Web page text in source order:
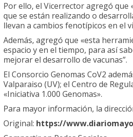
Por ello, el Vicerrector agregó
que se están realizando o
llevan a cambios fenotípicos en el
Además, agregó que «esta
espacio y en el tiempo, para así
mejorar el desarrollo de vacunas”.
El Consorcio Genomas CoV2
Valparaiso (UV); el Centro de
«Iniciativa 1.000 Genomas».
Para mayor información, la
Original: https://